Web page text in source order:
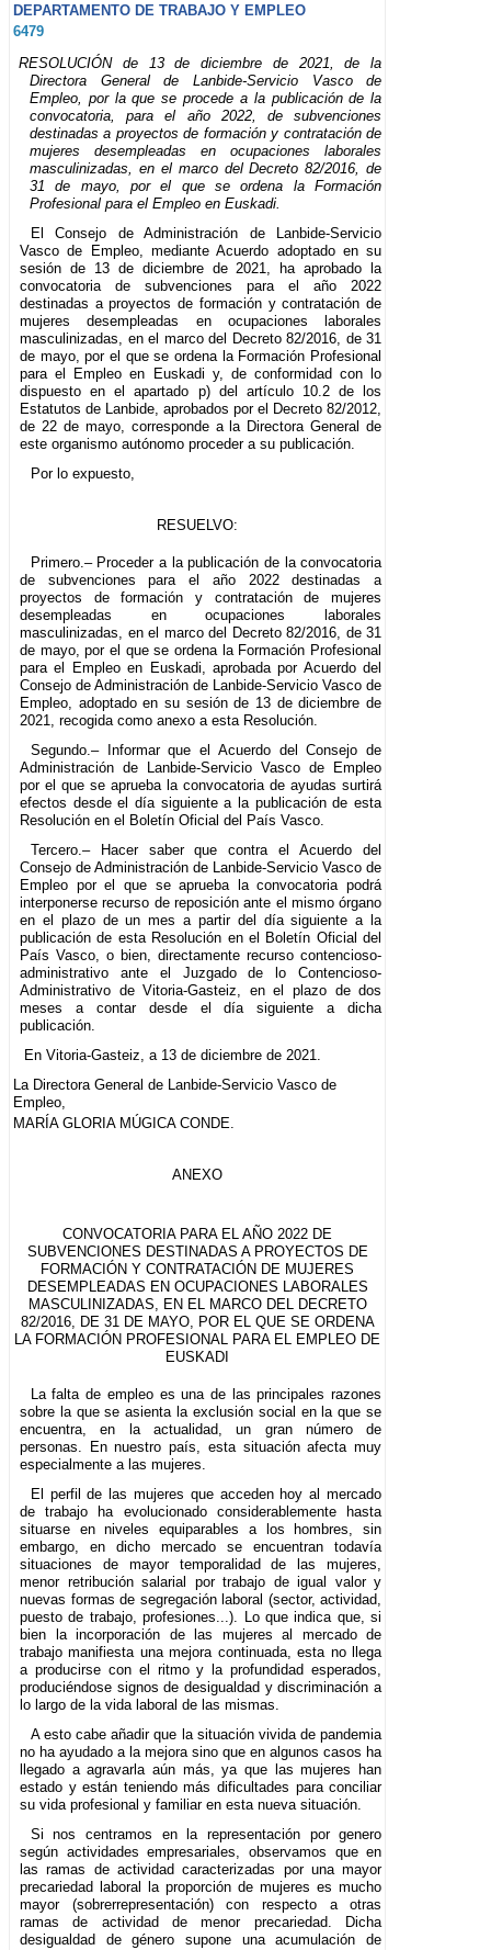
DEPARTAMENTO DE TRABAJO Y EMPLEO
6479
RESOLUCIÓN de 13 de diciembre de 2021, de la
Directora General de Lanbide-Servicio Vasco de
Empleo, por la que se procede a la publicación de la
convocatoria, para el año 2022, de subvenciones
destinadas a proyectos de formación y contratación de
mujeres desempleadas en ocupaciones laborales
masculinizadas, en el marco del Decreto 82/2016, de
31 de mayo, por el que se ordena la Formación
Profesional para el Empleo en Euskadi.
El Consejo de Administración de Lanbide-Servicio
Vasco de Empleo, mediante Acuerdo adoptado en su
sesión de 13 de diciembre de 2021, ha aprobado la
convocatoria de subvenciones para el año 2022
destinadas a proyectos de formación y contratación de
mujeres desempleadas en ocupaciones laborales
masculinizadas, en el marco del Decreto 82/2016, de 31
de mayo, por el que se ordena la Formación Profesional
para el Empleo en Euskadi y, de conformidad con lo
dispuesto en el apartado p) del artículo 10.2 de los
Estatutos de Lanbide, aprobados por el Decreto 82/2012,
de 22 de mayo, corresponde a la Directora General de
este organismo autónomo proceder a su publicación.
Por lo expuesto,
RESUELVO:
Primero.– Proceder a la publicación de la convocatoria
de subvenciones para el año 2022 destinadas a
proyectos de formación y contratación de mujeres
desempleadas en ocupaciones laborales
masculinizadas, en el marco del Decreto 82/2016, de 31
de mayo, por el que se ordena la Formación Profesional
para el Empleo en Euskadi, aprobada por Acuerdo del
Consejo de Administración de Lanbide-Servicio Vasco de
Empleo, adoptado en su sesión de 13 de diciembre de
2021, recogida como anexo a esta Resolución.
Segundo.– Informar que el Acuerdo del Consejo de
Administración de Lanbide-Servicio Vasco de Empleo
por el que se aprueba la convocatoria de ayudas surtirá
efectos desde el día siguiente a la publicación de esta
Resolución en el Boletín Oficial del País Vasco.
Tercero.– Hacer saber que contra el Acuerdo del
Consejo de Administración de Lanbide-Servicio Vasco de
Empleo por el que se aprueba la convocatoria podrá
interponerse recurso de reposición ante el mismo órgano
en el plazo de un mes a partir del día siguiente a la
publicación de esta Resolución en el Boletín Oficial del
País Vasco, o bien, directamente recurso contencioso-
administrativo ante el Juzgado de lo Contencioso-
Administrativo de Vitoria-Gasteiz, en el plazo de dos
meses a contar desde el día siguiente a dicha
publicación.
En Vitoria-Gasteiz, a 13 de diciembre de 2021.
La Directora General de Lanbide-Servicio Vasco de
Empleo,
MARÍA GLORIA MÚGICA CONDE.
ANEXO
CONVOCATORIA PARA EL AÑO 2022 DE
SUBVENCIONES DESTINADAS A PROYECTOS DE
FORMACIÓN Y CONTRATACIÓN DE MUJERES
DESEMPLEADAS EN OCUPACIONES LABORALES
MASCULINIZADAS, EN EL MARCO DEL DECRETO
82/2016, DE 31 DE MAYO, POR EL QUE SE ORDENA
LA FORMACIÓN PROFESIONAL PARA EL EMPLEO DE
EUSKADI
La falta de empleo es una de las principales razones
sobre la que se asienta la exclusión social en la que se
encuentra, en la actualidad, un gran número de
personas. En nuestro país, esta situación afecta muy
especialmente a las mujeres.
El perfil de las mujeres que acceden hoy al mercado
de trabajo ha evolucionado considerablemente hasta
situarse en niveles equiparables a los hombres, sin
embargo, en dicho mercado se encuentran todavía
situaciones de mayor temporalidad de las mujeres,
menor retribución salarial por trabajo de igual valor y
nuevas formas de segregación laboral (sector, actividad,
puesto de trabajo, profesiones...). Lo que indica que, si
bien la incorporación de las mujeres al mercado de
trabajo manifiesta una mejora continuada, esta no llega
a producirse con el ritmo y la profundidad esperados,
produciéndose signos de desigualdad y discriminación a
lo largo de la vida laboral de las mismas.
A esto cabe añadir que la situación vivida de pandemia
no ha ayudado a la mejora sino que en algunos casos ha
llegado a agravarla aún más, ya que las mujeres han
estado y están teniendo más dificultades para conciliar
su vida profesional y familiar en esta nueva situación.
Si nos centramos en la representación por genero
según actividades empresariales, observamos que en
las ramas de actividad caracterizadas por una mayor
precariedad laboral la proporción de mujeres es mucho
mayor (sobrerrepresentación) con respecto a otras
ramas de actividad de menor precariedad. Dicha
desigualdad de género supone una acumulación de